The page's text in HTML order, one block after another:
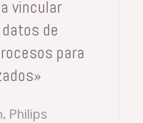
vincular
de
para
Philips